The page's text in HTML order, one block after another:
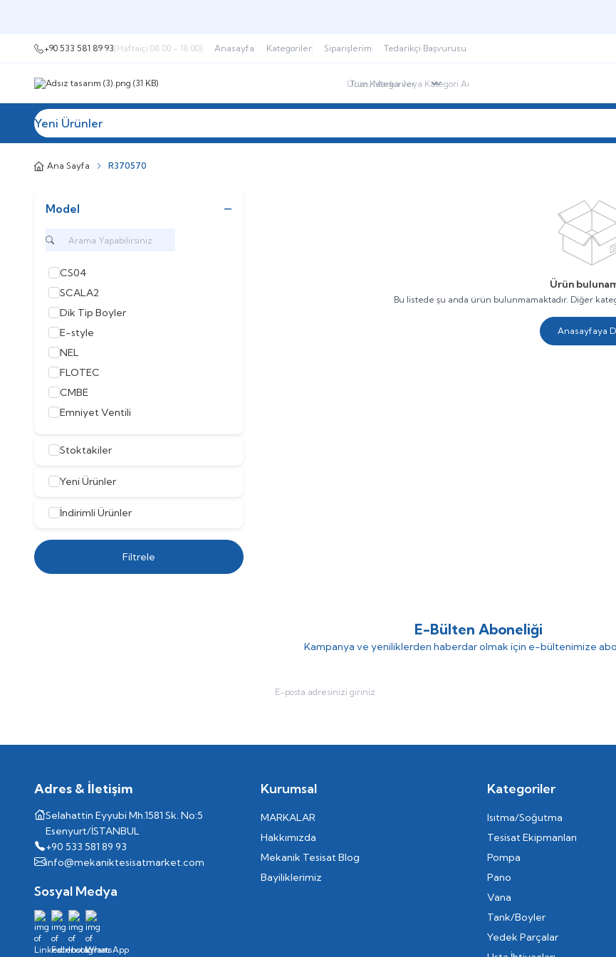
+90 533 581 89 93(Haftaiçi 08:00 - 18:00) Anasayfa Kategoriler Siparişlerim Tedarikçi Başvurusu
Yeni Ürünler
Ana Sayfa R370570
Model
CS04
SCALA2
Dik Tip Boyler
E-style
NEL
FLOTEC
CMBE
Emniyet Ventili
TR-24Y
FOX
V5007
T3035.10x
ELT 37
ELT E
Axc
Elegance
VSM HT
Kompansatör
PN
ELT
Stoktakiler
Yeni Ürünler
İndirimli Ürünler
Filtrele
Ürün
Bu listede şu anda ürün bulunmamaktadır. Diğer
Anasayfaya
E-Bülten Aboneliği
Kampanya ve yeniliklerden haberdar olmak için e-bültenimize
Adres & İletişim
Selahattin Eyyubi Mh.1581 Sk. No:5
Esenyurt/İSTANBUL
+90 533 581 89 93
info@mekaniktesisatmarket.com
Sosyal Medya
Kurumsal
MARKALAR
Hakkımızda
Mekanik Tesisat Blog
Bayiliklerimiz
Kategoriler
Isıtma/Soğutma
Tesisat Ekipmanları
Pompa
Pano
Vana
Tank/Boyler
Yedek Parçalar